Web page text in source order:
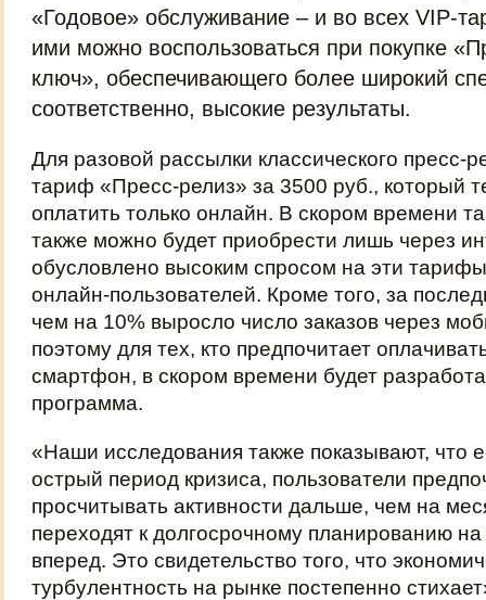
«Годовое» обслуживание – и во всех VIP-
ими можно воспользоваться при покупке
ключ», обеспечивающего более широкий
соответственно, высокие результаты.
Для разовой рассылки классического пресс-
тариф «Пресс-релиз» за 3500 руб., который
оплатить только онлайн. В скором времени
также можно будет приобрести лишь через
обусловлено высоким спросом на эти
онлайн-пользователей. Кроме того, за
чем на 10% выросло число заказов через
поэтому для тех, кто предпочитает
смартфон, в скором времени будет
программа.
«Наши исследования также показывают, что
острый период кризиса, пользователи
просчитывать активности дальше, чем на
переходят к долгосрочному планированию на
вперед. Это свидетельство того, что
турбулентность на рынке постепенно